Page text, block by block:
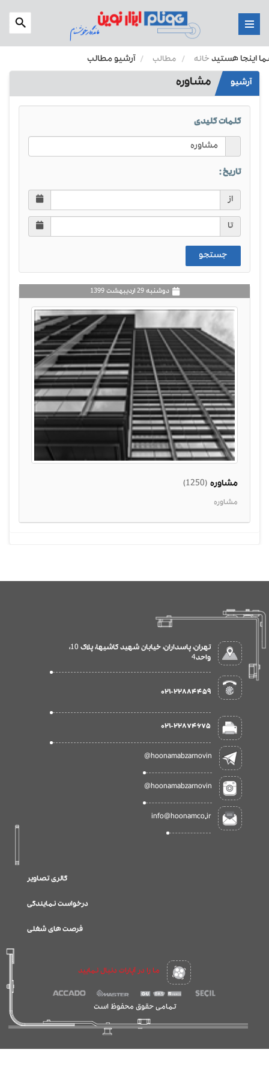
Menu
اینجا هستیدخانه مطالب آرشیو مطالب
آرشیو مشاوره
کلمات کلیدی
تاریخ :
از
تا
جستجو
مشاوره
مشاوره
دوشنبه 29 ارديبهشت 1399
تهران، پاسداران، خیابان شهید کاشیها، پلاک 10،
واحد4
٢٢٨٨٤٤٥٩-۰۲۱
٢٢٨٧٤٦٧٥-۰۲۱
@hoonamabzarnovin
@hoonamabzarnovin
info@hoonamco.ir
گالری تصاویر
درخواست نمایندگی
فرصت های شغلی
ما را در آپارات دنبال نمایید
تمامی حقوق محفوظ است